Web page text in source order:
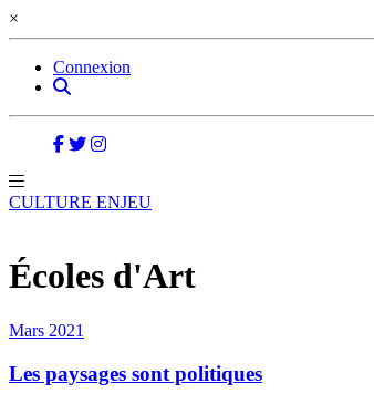
×
Connexion
CULTURE ENJEU
Écoles d'Art
Mars 2021
Les paysages sont politiques